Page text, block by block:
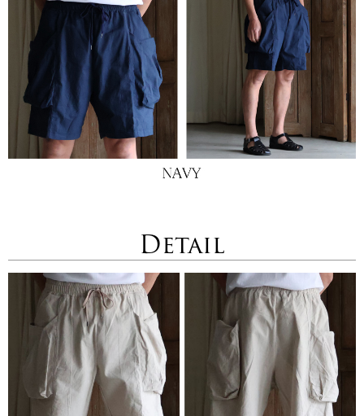
Detail